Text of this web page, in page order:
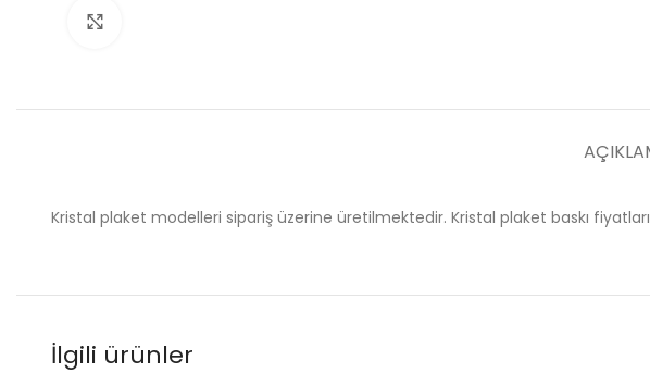
Kristal plaket modelleri sipariş üzerine üretilmektedir. Kristal plaket baskı
İlgili ürünler